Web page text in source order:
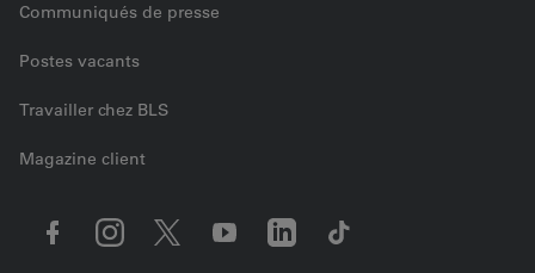
Communiqués de presse
Postes vacants
Travailler chez BLS
Magazine client